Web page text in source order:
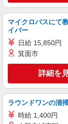
キー
派遣社員
株式会社ニジキャリ
キープ
マイクロバスにて
イバー
日給 15,850円
箕面市
詳細を
ラウンドワンの清
時給 1,400円